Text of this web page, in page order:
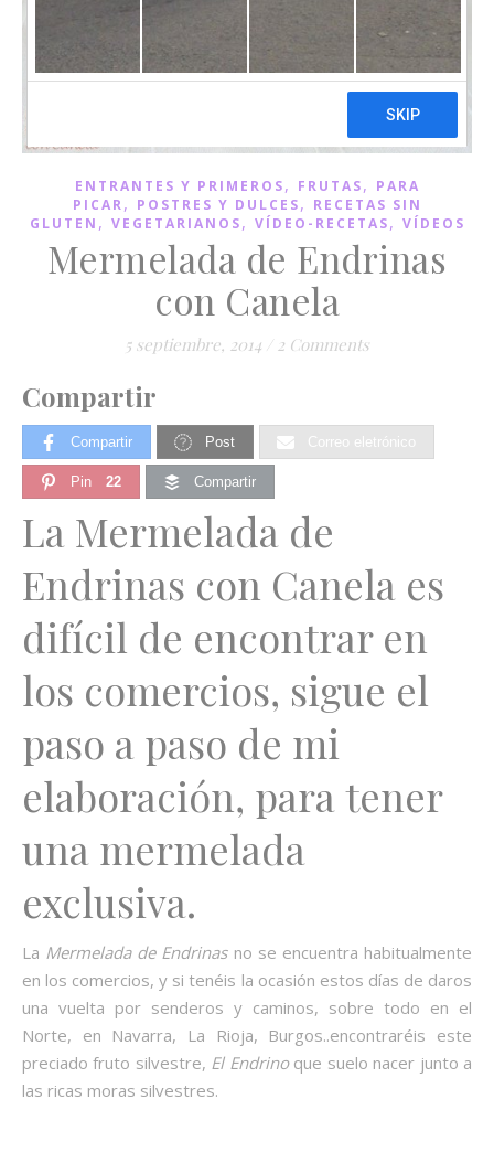
ENTRANTES Y PRIMEROS, FRUTAS, PARA
PICAR, POSTRES Y DULCES, RECETAS SIN
GLUTEN , VEGETARIANOS, VÍDEO-RECETAS, VÍDEOS
Mermelada de Endrinas
con Canela
5 septiembre, 2014 2 Comments
Compartir
Compartir Post Correo eletrónico
Pin 22 Compartir
La Mermelada de
Endrinas con Canela es
difícil de encontrar en
los comercios, sigue el
paso a paso de mi
elaboración, para tener
una mermelada
exclusiva.
La Mermelada de Endrinasno se encuentra habitualmente
en los comercios, y si tenéis la ocasión estos días de daros
una vuelta por senderos y caminos, sobre todo en el
Norte, en Navarra, La Rioja, Burgos..encontraréis este
preciado fruto silvestre, El Endrinoque suelo nacer junto a
las ricas moras silvestres.